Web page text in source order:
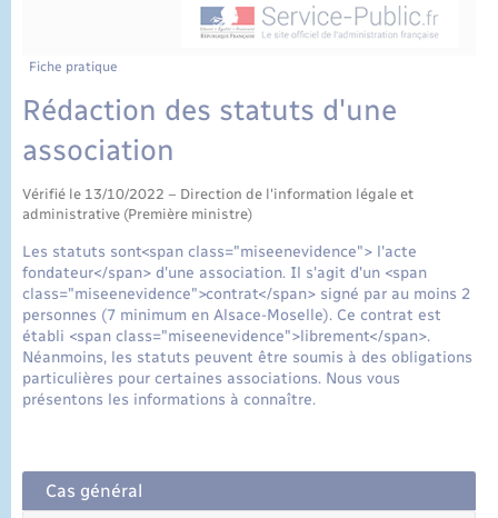
Fiche pratique
Rédaction des statuts d'une
association
Vérifié le 13/10/2022 – Direction de l'information légale et
administrative (Première ministre)
Les statuts sont<span class="miseenevidence"> l'acte
fondateur</span> d'une association. Il s'agit d'un <span
class="miseenevidence">contrat</span> signé par au moins 2
personnes (7 minimum en Alsace-Moselle). Ce contrat est
établi <span class="miseenevidence">librement</span>.
Néanmoins, les statuts peuvent être soumis à des obligations
particulières pour certaines associations. Nous vous
présentons les informations à connaître.
Cas général